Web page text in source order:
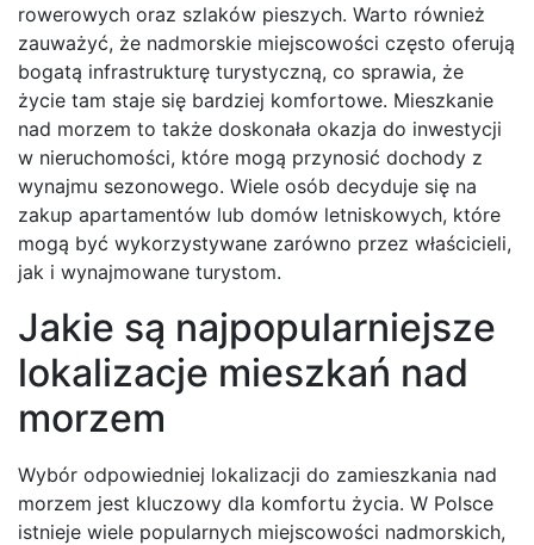
rowerowych oraz szlaków pieszych. Warto również
zauważyć, że nadmorskie miejscowości często oferują
bogatą infrastrukturę turystyczną, co sprawia, że
życie tam staje się bardziej komfortowe. Mieszkanie
nad morzem to także doskonała okazja do inwestycji
w nieruchomości, które mogą przynosić dochody z
wynajmu sezonowego. Wiele osób decyduje się na
zakup apartamentów lub domów letniskowych, które
mogą być wykorzystywane zarówno przez właścicieli,
jak i wynajmowane turystom.
Jakie są najpopularniejsze
lokalizacje mieszkań nad
morzem
Wybór odpowiedniej lokalizacji do zamieszkania nad
morzem jest kluczowy dla komfortu życia. W Polsce
istnieje wiele popularnych miejscowości nadmorskich,